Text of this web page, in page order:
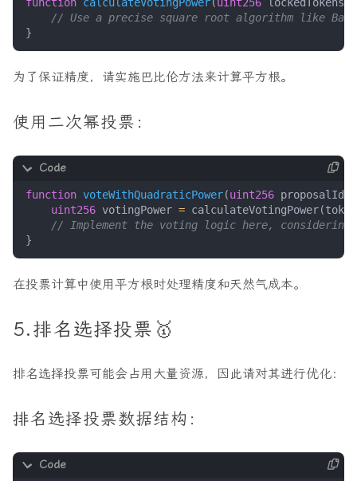
}
为了保证精度，请实施巴比伦方法来计算平方根。
使用二次幂投票：
function voteWithQuadraticPower(uint256 proposalId
uint256 votingPower = calculateVotingPower(
}
在投票计算中使用平方根时处理精度和天然气成本。
5.排名选择投票🥇
排名选择投票可能会占用大量资源，因此请对其进行优化：
排名选择投票数据结构：